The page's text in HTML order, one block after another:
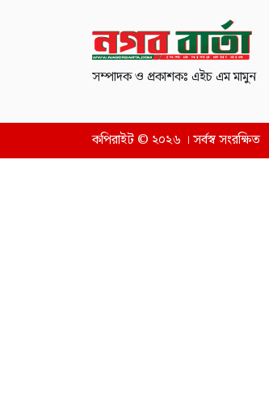
সম্পাদক ও প্রকাশকঃ এইচ এম মামুন
কপিরাইট © ২০২৬ । সর্বস্ব সংরক্ষিত